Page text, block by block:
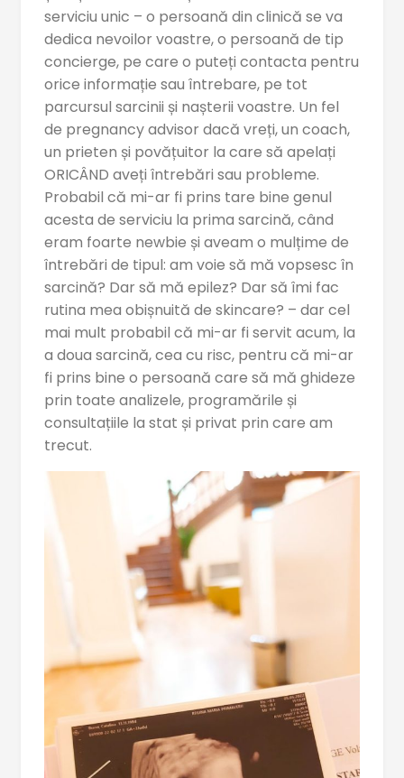
serviciu unic – o persoană din clinică se va
dedica nevoilor voastre, o persoană de tip
concierge, pe care o puteți contacta pentru
orice informație sau întrebare, pe tot
parcursul sarcinii și nașterii voastre. Un fel
de pregnancy advisor dacă vreți, un coach,
un prieten și povățuitor la care să apelați
ORICÂND aveți întrebări sau probleme.
Probabil că mi-ar fi prins tare bine genul
acesta de serviciu la prima sarcină, când
eram foarte newbie și aveam o mulțime de
întrebări de tipul: am voie să mă vopsesc în
sarcină? Dar să mă epilez? Dar să îmi fac
rutina mea obișnuită de skincare? – dar cel
mai mult probabil că mi-ar fi servit acum, la
a doua sarcină, cea cu risc, pentru că mi-ar
fi prins bine o persoană care să mă ghideze
prin toate analizele, programările și
consultațiile la stat și privat prin care am
trecut.